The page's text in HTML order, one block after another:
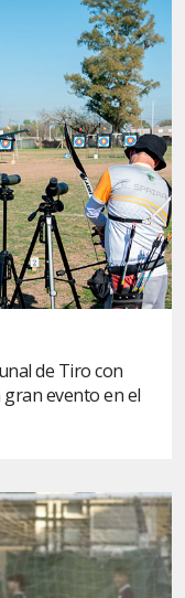
de Tiro con
evento en el